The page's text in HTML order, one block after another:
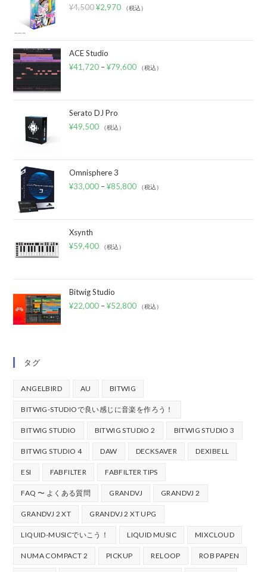
¥4,500 ¥2,970 （税込）
ACE Studio
¥41,720 –¥79,600 （税込）
Serato DJ Pro
¥49,500 （税込）
Omnisphere 3
¥33,000 –¥85,800 （税込）
Xsynth
¥59,400 （税込）
Bitwig Studio
¥22,000 –¥52,800 （税込）
タグ
ANGELBIRD AU BITWIG
BITWIG-STUDIOで良い感じに音楽を作ろう！
BITWIG STUDIO BITWIG STUDIO 2 BITWIG STUDIO 3
BITWIG STUDIO 4 DAW DECKSAVER DEXIBELL
ESI FABFILTER FABFILTER TIPS
FAQ 〜 よくある質問 GRANDVJ GRANDVJ 2
GRANDVJ 2 XT GRANDVJ 2 XT UPG
LIQUID-MUSICでいこう！ LIQUID MUSIC MIXCLOUD
NUMA COMPACT 2 PICKUP RELOOP ROB PAPEN